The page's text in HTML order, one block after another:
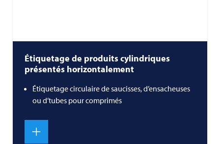
Étiquetage de produits cylindriques
présentés horizontalement
Étiquetage circulaire de saucisses, d’ensacheuses
ou d’tubes pour comprimés